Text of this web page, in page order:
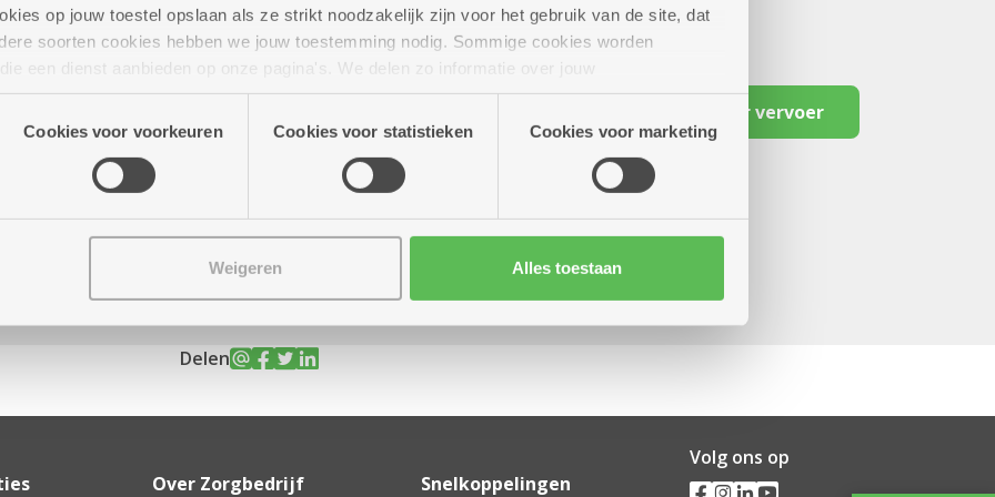
op jouw toestel opslaan als ze strikt noodzakelijk zijn voor het gebruik van de site, dat
soorten cookies hebben we jouw toestemming nodig. Sommige cookies worden
een dienst aanbieden op onze pagina's. We delen zo informatie over jouw
onze site voor social media, advertenties en analyse. Deze partners kunnen deze gegevens
die je aan hen verstrekte.
Cookies voor voorkeuren Cookies voor statistieken Cookies voor marketing
Weigeren Alles toestaan
Reserveer vervoer
Delen
Over Zorgbedrijf
Snelkoppelingen
Volg ons op